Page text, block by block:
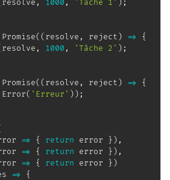
resolve , 1000 , 'Tâche 1' ) ;
Promise((resolve , reject) =>
{
resolve , 1000 , 'Tâche 2' ) ;
Promise((resolve , reject) =>
{
Error( 'Erreur' )) ;
=> { return error }) ,
=> { return error }) ,
=> { return error })
=>
{